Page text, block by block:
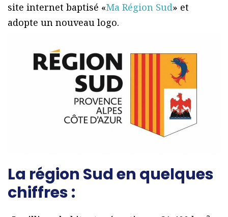
site internet baptisé «Ma Région Sud» et
adopte un nouveau logo.
La région Sud en quelques
chiffres :